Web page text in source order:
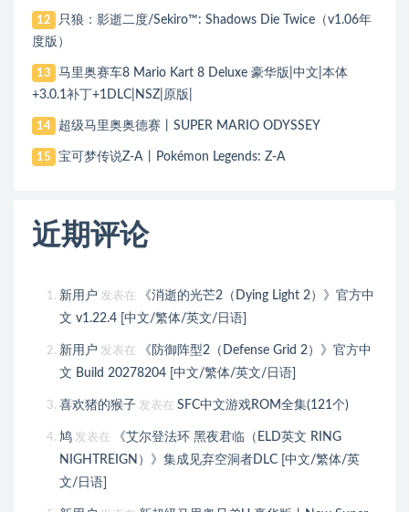
12
只狼：影逝二度/Sekiro™: Shadows Die Twice（v1.06年
度版）
13
马里奥赛车8 Mario Kart 8 Deluxe 豪华版|中文|本体
+3.0.1补丁+1DLC|NSZ|原版|
14 超级马里奥奥德赛丨SUPER MARIO ODYSSEY
15 宝可梦传说Z-A丨Pokémon Legends: Z-A
近期评论
新用户 发表在
《消逝的光芒2（Dying Light 2）》官方中
文 v1.22.4 [中文/繁体/英文/日语]
新用户 发表在
《防御阵型2（Defense Grid 2）》官方中
文 Build 20278204 [中文/繁体/英文/日语]
喜欢猪的猴子 发表在 SFC中文游戏ROM全集(121个)
鸠 发表在
《艾尔登法环 黑夜君临（ELD英文 RING
NIGHTREIGN）》集成见弃空洞者DLC [中文/繁体/英
文/日语]